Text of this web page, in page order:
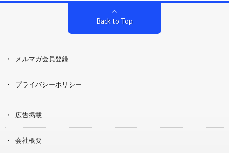
Back to Top
メルマガ会員登録
プライバシーポリシー
広告掲載
会社概要